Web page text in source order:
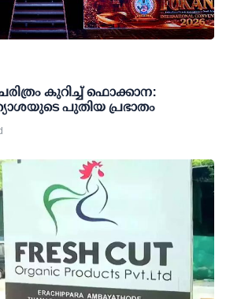
കുറിച്ച് ഫൊക്കാന:
പുതിയ പ്രഭാതം